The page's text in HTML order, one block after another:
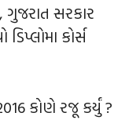
ગુજરાત સરકાર
કોર્સ
કોણે રજૂ કર્યું ?